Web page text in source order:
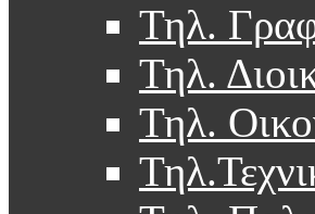
Τηλ.
Τηλ.
Τηλ.